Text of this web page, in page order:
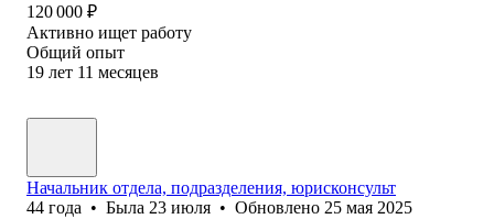
120 000 ₽
Активно ищет работу
Общий опыт
19 лет 11 месяцев
Начальник отдела, подразделения, юрисконсульт
44 года • Была 23 июля • Обновлено 25 мая 2025